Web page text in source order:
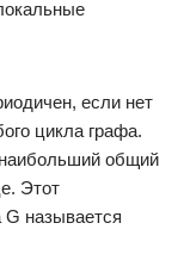
если нет
цикла графа.
общий
Этот
называется